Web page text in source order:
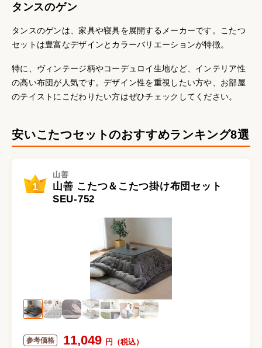
タンスのゲン
タンスのゲンは、家具や寝具を展開するメーカーです。こたつ
セットは豊富なデザインとカラーバリエーションが特徴。
特に、ヴィンテージ柄やコーデュロイ生地など、インテリア性
の高い布団が人気です。デザイン性を重視したい方や、お部屋
のテイストにこだわりたい方はぜひチェックしてください。
安いこたつセットのおすすめランキング8選
1
山善
山善 こたつ＆こたつ掛け布団セット
SEU-752
11,049